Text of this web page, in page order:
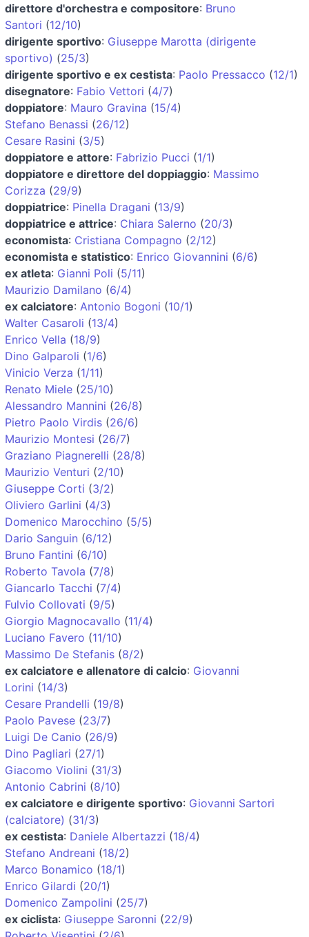
direttore d'orchestra e compositore: Bruno
Santori (12/10)
dirigente sportivo: Giuseppe Marotta (dirigente
sportivo) (25/3)
dirigente sportivo e ex cestista: Paolo Pressacco (12/1)
disegnatore: Fabio Vettori (4/7)
doppiatore: Mauro Gravina (15/4)
Stefano Benassi (26/12)
Cesare Rasini (3/5)
doppiatore e attore: Fabrizio Pucci (1/1)
doppiatore e direttore del doppiaggio: Massimo
Corizza (29/9)
doppiatrice: Pinella Dragani (13/9)
doppiatrice e attrice: Chiara Salerno (20/3)
economista: Cristiana Compagno (2/12)
economista e statistico: Enrico Giovannini (6/6)
ex atleta: Gianni Poli (5/11)
Maurizio Damilano (6/4)
ex calciatore: Antonio Bogoni (10/1)
Walter Casaroli (13/4)
Enrico Vella (18/9)
Dino Galparoli (1/6)
Vinicio Verza (1/11)
Renato Miele (25/10)
Alessandro Mannini (26/8)
Pietro Paolo Virdis (26/6)
Maurizio Montesi (26/7)
Graziano Piagnerelli (28/8)
Maurizio Venturi (2/10)
Giuseppe Corti (3/2)
Oliviero Garlini (4/3)
Domenico Marocchino (5/5)
Dario Sanguin (6/12)
Bruno Fantini (6/10)
Roberto Tavola (7/8)
Giancarlo Tacchi (7/4)
Fulvio Collovati (9/5)
Giorgio Magnocavallo (11/4)
Luciano Favero (11/10)
Massimo De Stefanis (8/2)
ex calciatore e allenatore di calcio: Giovanni
Lorini (14/3)
Cesare Prandelli (19/8)
Paolo Pavese (23/7)
Luigi De Canio (26/9)
Dino Pagliari (27/1)
Giacomo Violini (31/3)
Antonio Cabrini (8/10)
ex calciatore e dirigente sportivo: Giovanni Sartori
(calciatore) (31/3)
ex cestista: Daniele Albertazzi (18/4)
Stefano Andreani (18/2)
Marco Bonamico (18/1)
Enrico Gilardi (20/1)
Domenico Zampolini (25/7)
ex ciclista: Giuseppe Saronni (22/9)